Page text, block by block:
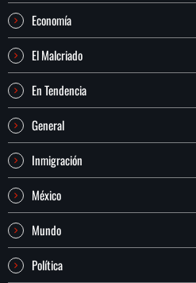
Economía
El Malcriado
En Tendencia
General
Inmigración
México
Mundo
Política